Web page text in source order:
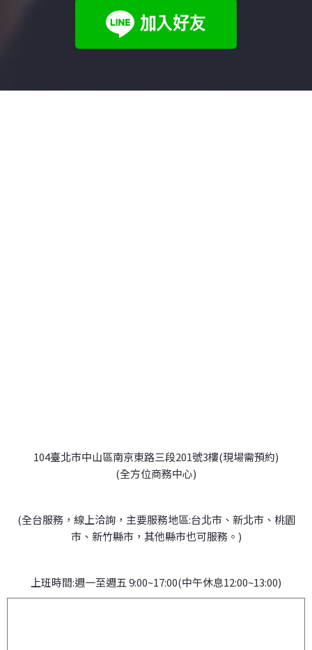
104臺北市中山區南京東路三段201號3樓(現場需預約)
(全方位商務中心)
(全台服務，線上洽詢，主要服務地區:台北市、新北市、桃園
市、新竹縣市，其他縣市也可服務。)
上班時間:週一至週五 9:00~17:00(中午休息12:00~13:00)